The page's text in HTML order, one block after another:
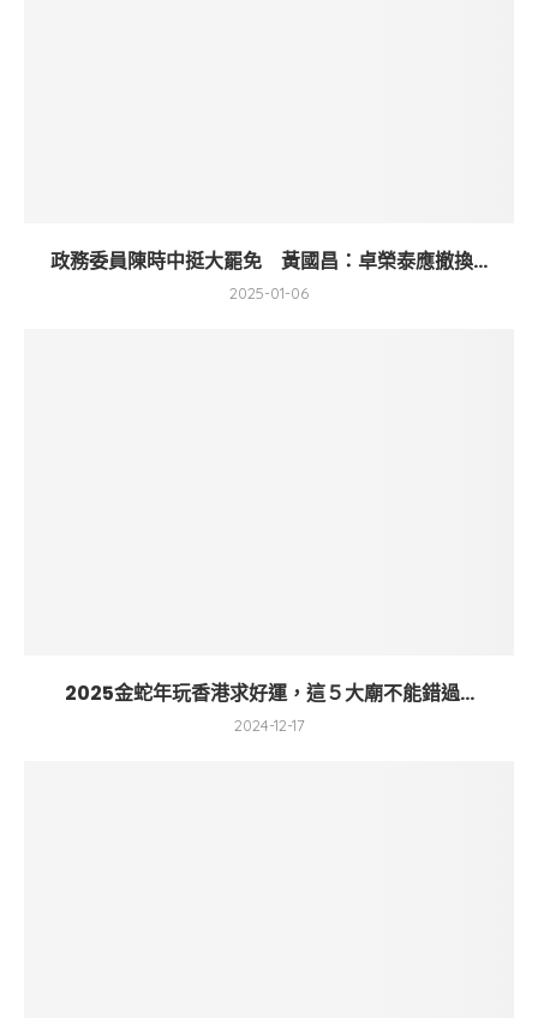
政務委員陳時中挺大罷免 黃國昌：卓榮泰應撤換...
2025-01-06
2025金蛇年玩香港求好運，這５大廟不能錯過...
2024-12-17